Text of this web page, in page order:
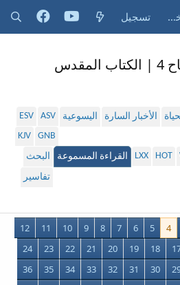
تسجيل الدخول تسجيل
سفر المزامير - الأصحاح 4 | الكتاب المقدس
الأخبار السارة اليسوعية ASV
ESV
GNB
KJV
HOT
LXX القراءة المسموعة
البحث
تفاسير
4
5
6
7
8
9
10
11
12
18
19
20
21
22
23
24
30
31
32
33
34
35
36